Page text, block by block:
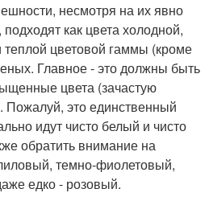
несмотря на их явно
как цвета холодной,
теплой цветовой гаммы (кроме
Главное - это должны быть
цвета (зачастую
Пожалуй, это единственный
идут чисто белый и чисто
обратить внимание на
темно-фиолетовый,
едко - розовый.